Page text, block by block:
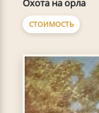
Охота на орла
СТОИМОСТЬ